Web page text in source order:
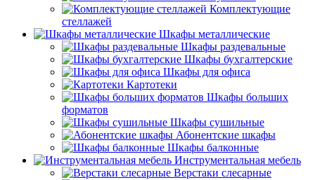
Комплектующие
стеллажей
Шкафы металлические
Шкафы раздевальные
Шкафы бухгалтерские
Шкафы для офиса
Картотеки
Шкафы больших
форматов
Шкафы сушильные
Абонентские шкафы
Шкафы балконные
Инструментальная мебель
Верстаки слесарные